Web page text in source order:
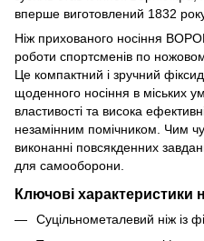
вперше виготовлений 1832
Ніж прихованого носіння
роботи спортсменів по
Це компактний і зручний
щоденного носіння в міських
властивості та висока
незамінним помічником. Чим
виконанні повсякденних
для самооборони.
Ключові
Суцільнометалевий ніж із